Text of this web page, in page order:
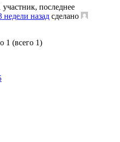
последнее
недели назад сделано
1 (всего 1)